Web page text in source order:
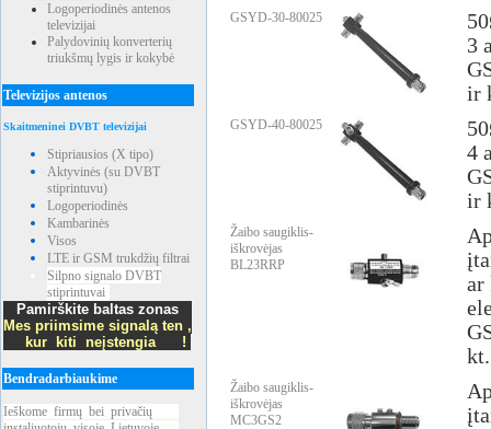
Logoperiodinės antenos
televizijai
Palydovinių konverterių
triukšmų lygis ir kokybė
Televizijos antenos
Skaitmeninei DVBT televizijai
Stipriausios (X tipo)
Aktyvinės (su DVBT
stiprintuvu)
Logoperiodinės
Kambarinės
Visos
LTE ir GSM trukdžių filtrai
Silpno signalo DVBT
stiprintuvai
Pamirškite baltas zonas
Mes priimsime signalą ten ,
kur kiti neįstengia !
Bendradarbiaukime
Ieškome firmų bei privačių
GSYD-30-80025
3
ir
GSYD-40-80025
4
ir
Žaibo saugiklis-
iškrovėjas
BL23RRP
ar
Žaibo saugiklis-
iškrovėjas
MC3GS2